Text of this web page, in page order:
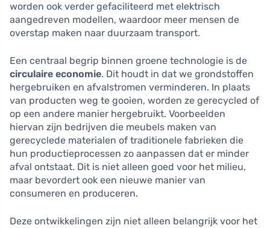
worden ook verder gefaciliteerd met elektrisch
aangedreven modellen, waardoor meer mensen de
overstap maken naar duurzaam transport.
Een centraal begrip binnen groene technologie is de
circulaire economie. Dit houdt in dat we grondstoffen
hergebruiken en afvalstromen verminderen. In plaats
van producten weg te gooien, worden ze gerecycled of
op een andere manier hergebruikt. Voorbeelden
hiervan zijn bedrijven die meubels maken van
gerecyclede materialen of traditionele fabrieken die
hun productieprocessen zo aanpassen dat er minder
afval ontstaat. Dit is niet alleen goed voor het milieu,
maar bevordert ook een nieuwe manier van
consumeren en produceren.
Deze ontwikkelingen zijn niet alleen belangrijk voor het